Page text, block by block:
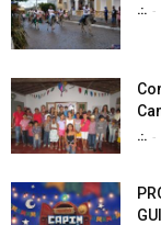
.:. -
.:. -